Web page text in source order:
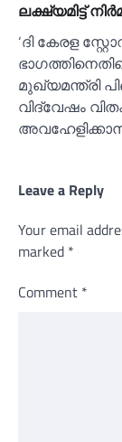
ലക്ഷ്യമിട്ട്
‘ദി കേരള
മുഖ്യമന്ത്രി
വിദ്വേഷം
അവഹേളിക്കാനും
Leave a Reply
Your email
marked *
Comment *